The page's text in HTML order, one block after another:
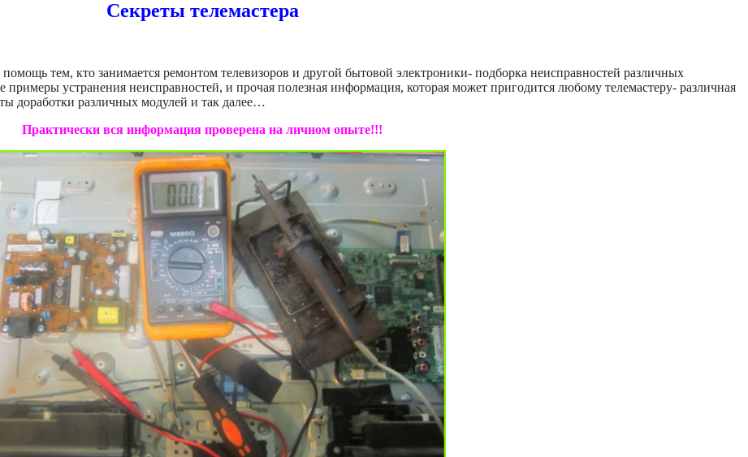
Секреты телемастера
тем, кто занимается ремонтом телевизоров и другой бытовой электроники- подборка неисправностей различных
устранения неисправностей, и прочая полезная информация, которая может пригодится любому телемастеру- различная
доработки различных модулей и так далее…
Практически вся информация проверена на личном опыте!!!